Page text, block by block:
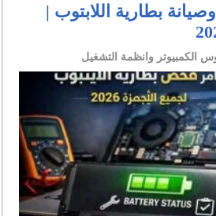
بطارية اللابتوب |
الكمبيوتر وانظمة التشغيل